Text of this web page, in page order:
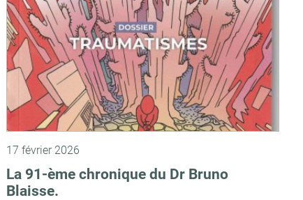
17 février 2026
La 91-ème chronique du Dr Bruno
Blaisse.